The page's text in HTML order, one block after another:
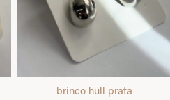
brinco hull prata